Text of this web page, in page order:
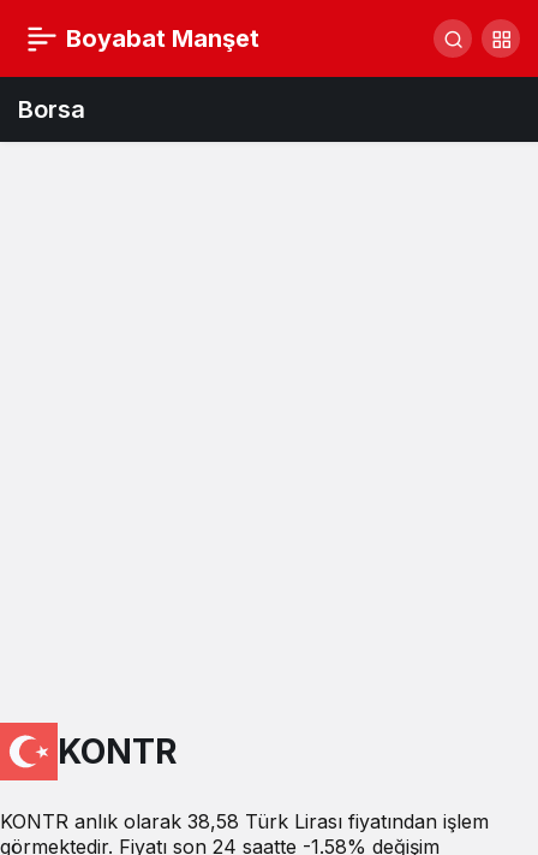
Boyabat Manşet
Borsa
KONTR
KONTR anlık olarak 38,58 Türk Lirası fiyatından işlem
görmektedir. Fiyatı son 24 saatte -1.58% değişim